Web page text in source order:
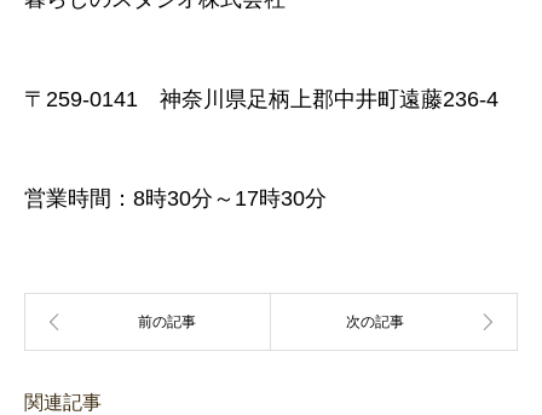
〒259-0141 神奈川県足柄上郡中井町遠藤236-4
営業時間：8時30分～17時30分
関連記事